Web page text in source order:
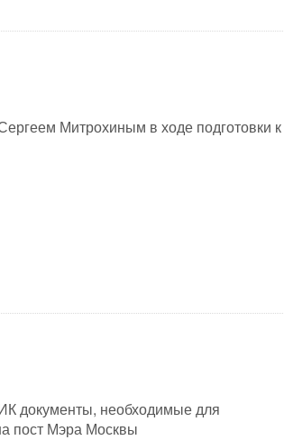
Митрохиным в ходе подготовки к
документы, необходимые для
пост Мэра Москвы